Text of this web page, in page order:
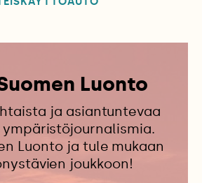
Luonto
ja asiantuntevaa
Luonto ja tule mukaan
joukkoon!